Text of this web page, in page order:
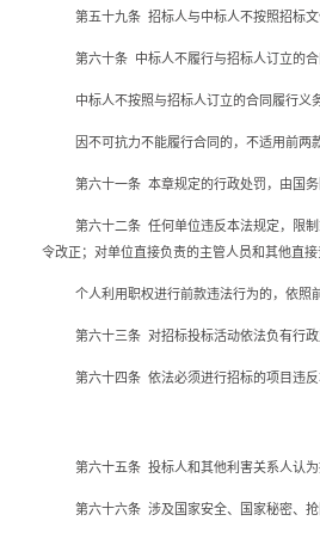
第五十九条 招标人与中标人不按照招标
第六十条 中标人不履行与招标人订立的
中标人不按照与招标人订立的合同履行
因不可抗力不能履行合同的，不适用前两
第六十一条 本章规定的行政处罚，由国
第六十二条 任何单位违反本法规定，限
令改正；对单位直接负责的主管人员和其他直
个人利用职权进行前款违法行为的，依照
第六十三条 对招标投标活动依法负有行
第六十四条 依法必须进行招标的项目违
第六十五条 投标人和其他利害关系人认
第六十六条 涉及国家安全、国家秘密、